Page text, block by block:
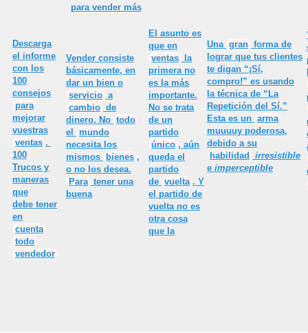
Descarga
el informe
con los
100
consejos
para
mejorar
vuestras
ventas .
100
Trucos y
maneras
que
debe tener
en
cuenta
todo
vendedor
para vender más
Vender consiste
básicamente, en
dar un bien o
servicio a
cambio de
dinero. No todo
el
mundo
necesita los
mismos
bienes ,
o no los desea.
Para tener una
buena
El asunto es
que en
ventas
la
primera no
es la más
importante.
No se trata
de un
partido
único , aún
queda el
partido
de vuelta . Y
el partido de
vuelta no es
otra cosa
que la
Una gran forma de
lograr que tus clientes
te digan “¡Sí,
compro!” es usando
la técnica de “La
Repetición del Sí.”
Esta es un arma
muuuuy poderosa,
debido a su
habilidad
irresistible
e imperceptible
conoce hasta un niño
atributos
más